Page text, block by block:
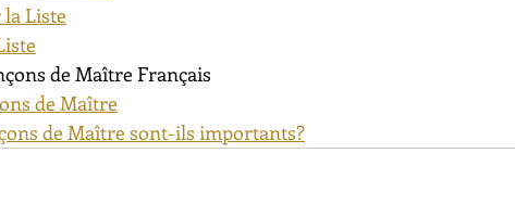
Liste
de Maître Français
de Maître
de Maître sont-ils importants?